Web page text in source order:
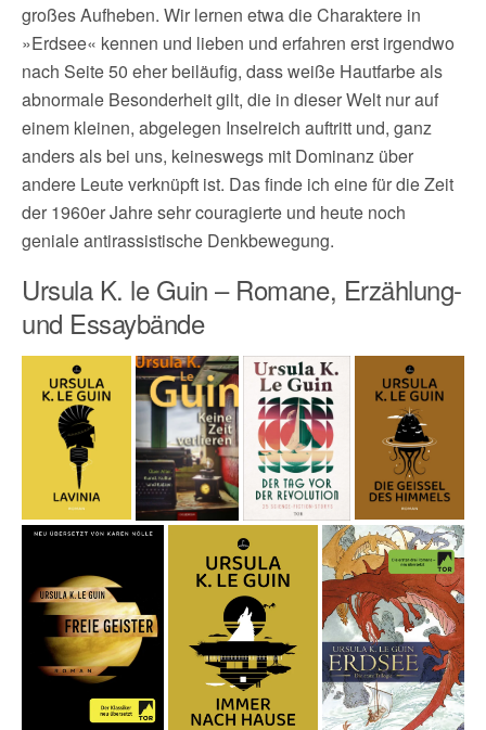
großes Aufheben. Wir lernen etwa die Charaktere in
»Erdsee« kennen und lieben und erfahren erst irgendwo
nach Seite 50 eher beiläufig, dass weiße Hautfarbe als
abnormale Besonderheit gilt, die in dieser Welt nur auf
einem kleinen, abgelegen Inselreich auftritt und, ganz
anders als bei uns, keineswegs mit Dominanz über
andere Leute verknüpft ist. Das finde ich eine für die Zeit
der 1960er Jahre sehr couragierte und heute noch
geniale antirassistische Denkbewegung.
Ursula K. le Guin – Romane, Erzählung-
und Essaybände